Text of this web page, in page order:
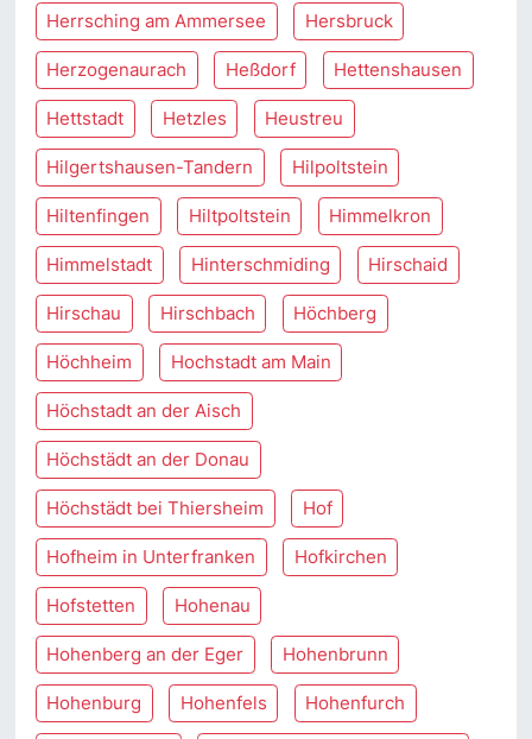
Herrsching am Ammersee Hersbruck
Herzogenaurach Heßdorf Hettenshausen
Hettstadt Hetzles Heustreu
Hilgertshausen-Tandern Hilpoltstein
Hiltenfingen Hiltpoltstein Himmelkron
Himmelstadt Hinterschmiding Hirschaid
Hirschau Hirschbach Höchberg
Höchheim Hochstadt am Main
Höchstadt an der Aisch
Höchstädt an der Donau
Höchstädt bei Thiersheim Hof
Hofheim in Unterfranken Hofkirchen
Hofstetten Hohenau
Hohenberg an der Eger Hohenbrunn
Hohenburg Hohenfels Hohenfurch